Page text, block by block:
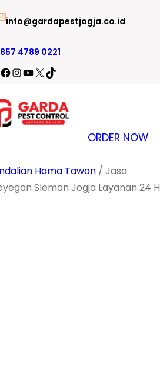
info@gardapestjogja.co.id
4789 0221
Facebook
Instagram
YouTube
X TikTok
ORDER NOW
Hama Tawon / Jasa
Sleman Jogja Layanan 24 H